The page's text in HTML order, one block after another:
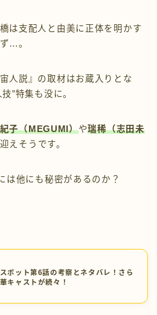
は支配人と由美に正体を明かす
…。
人説』の取材はお蔵入りとな
”特集も没に。
紀子（MEGUMI）や瑞稀（志田未
えそうです。
は他にも秘密があるのか？
ポット第6話の考察とネタバレ！さら
キャストが続々！